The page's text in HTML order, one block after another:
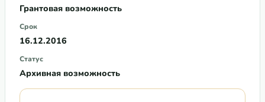
Грантовая возможность
Срок
16.12.2016
Статус
Архивная возможность